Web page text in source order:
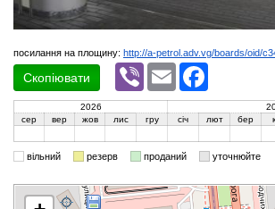
посилання на площину: http://a-petrol.adv.vg/boards/oid/
Скопіювати
Viber Email
2026
сер
вер жов лис гру січ лют бер
вільний резерв проданий уточнюйте